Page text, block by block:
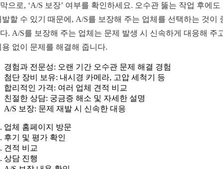
으로, ‘A/S 보장’ 여부를 확인하세요. 오수관 뚫는 작업 후에도
발할 수 있기 때문에, A/S를 보장해 주는 업체를 선택하는 것이
. A/S를 보장해 주는 업체는 문제 발생 시 신속하게 대응해 주
용 없이 문제를 해결해 줍니다.
경험과 전문성: 오랜 기간 오수관 문제 해결 경험
첨단 장비 보유: 내시경 카메라, 고압 세척기 등
합리적인 가격: 여러 업체 견적 비교
친절한 상담: 궁금증 해소 및 자세한 설명
A/S 보장: 문제 재발 시 신속한 대응
업체 홈페이지 방문
후기 및 평가 확인
견적 비교
상담 진행